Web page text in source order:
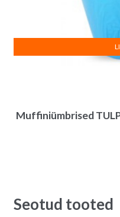
Muffiniümbrised
Seotud tooted